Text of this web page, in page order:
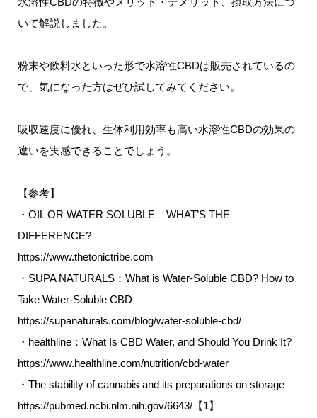
いて解説しました。
粉末や飲料水といった形で水溶性CBDは販売されているの
で、気になった方はぜひ試してみてください。
吸収速度に優れ、生体利用効率も高い水溶性CBDの効果の
違いを実感できることでしょう。
【参考】
・OIL OR WATER SOLUBLE – WHAT’S THE
DIFFERENCE?
https://www.thetonictribe.com
・SUPA NATURALS：What is Water-Soluble CBD? How to
Take Water-Soluble CBD
https://supanaturals.com/blog/water-soluble-cbd/
・healthline：What Is CBD Water, and Should You Drink It?
https://www.healthline.com/nutrition/cbd-water
・The stability of cannabis and its preparations on storage
https://pubmed.ncbi.nlm.nih.gov/6643/【1】